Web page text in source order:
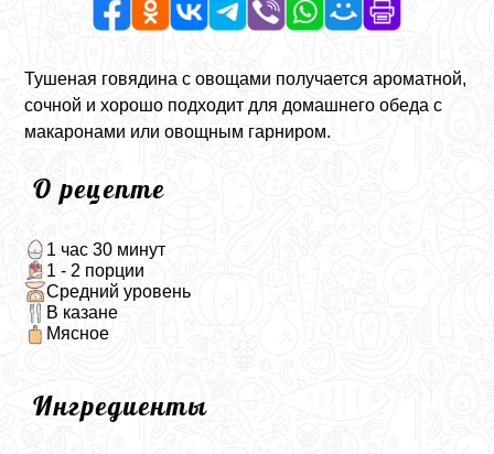
Тушеная говядина с овощами получается ароматной,
сочной и хорошо подходит для домашнего обеда с
макаронами или овощным гарниром.
О рецепте
1 час 30 минут
1 - 2 порции
Средний уровень
В казане
Мясное
Ингредиенты